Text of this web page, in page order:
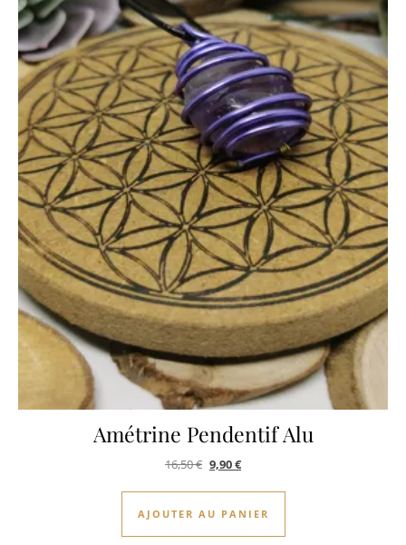
Amétrine Pendentif Alu
16,50€ Le prix initial était : 16,50 €.
9,90€Le prix actuel est : 9,90 €.
AJOUTER AU PANIER